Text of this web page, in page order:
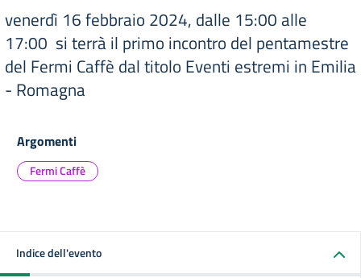
venerdì 16 febbraio 2024, dalle 15:00 alle
17:00 si terrà il primo incontro del pentamestre
del Fermi Caffè dal titolo Eventi estremi in Emilia
- Romagna
Argomenti
Fermi Caffè
Indice dell'evento